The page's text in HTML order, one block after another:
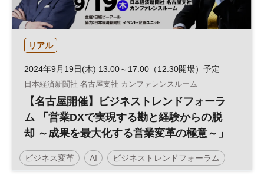
リアル
2024年9月19日(木) 13:00～17:00（12:30開場）予定
日本経済新聞社 名古屋支社 カンファレンスルーム
【名古屋開催】ビジネストレンドフォーラ
ム 「営業DXで実現する勘と経験からの脱
却 ～成果を最大化する営業変革の極意～」
ビジネス変革 AI ビジネストレンドフォーラム